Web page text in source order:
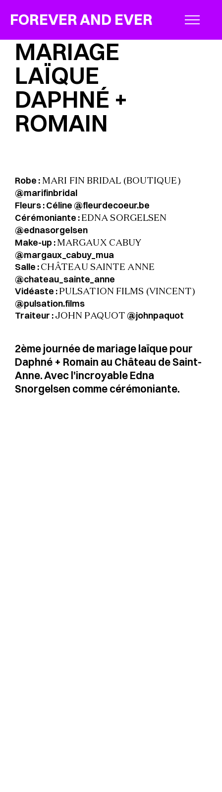
FOREVER AND EVER
MARIAGE
LAÏQUE
DAPHNÉ +
ROMAIN
Robe :MARI FIN BRIDAL (BOUTIQUE)
@marifinbridal
Fleurs : Céline @fleurdecoeur.be
Cérémoniante : EDNA SORGELSEN
@ednasorgelsen
Make-up : MARGAUX CABUY
@margaux_cabuy_mua
Salle : CHÂTEAU SAINTE ANNE
@chateau_sainte_anne
Vidéaste : PULSATION FILMS (VINCENT)
@pulsation.films
Traiteur : JOHN PAQUOT @johnpaquot
2ème journée de mariage laïque pour
Daphné + Romain au Château de Saint-
Anne. Avec l'incroyable Edna
Snorgelsen comme cérémoniante.